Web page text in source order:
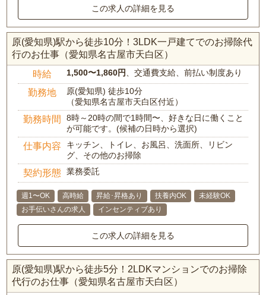
この求人の詳細を見る
原(愛知県)駅から徒歩10分！3LDK一戸建てでのお掃除代
行のお仕事（愛知県名古屋市天白区）
時給 1,500〜1,860円、交通費支給、前払い制度あり
勤務地
原(愛知県) 徒歩10分
（愛知県名古屋市天白区付近）
勤務時間
8時～20時の間で1時間〜、好きな日に働くこと
が可能です。(候補の日時から選択)
仕事内容
キッチン、トイレ、お風呂、洗面所、リビン
グ、その他のお掃除
契約形態 業務委託
週1〜OK 高時給 昇給･昇格あり 扶養内OK
未経験OK
お手伝いさんの求人
インセンティブあり
この求人の詳細を見る
原(愛知県)駅から徒歩5分！2LDKマンションでのお掃除
代行のお仕事（愛知県名古屋市天白区）